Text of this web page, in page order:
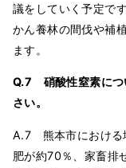
議をしていく予定で
かん養林の間伐や補
ます。
Q.7 硝酸性窒素につ
さい。
A.7 熊本市における
肥が約70％、家畜排